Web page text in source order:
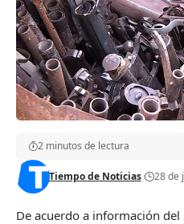
Tiempo de Noticias 28 de
2 minutos de lectura
De acuerdo a información